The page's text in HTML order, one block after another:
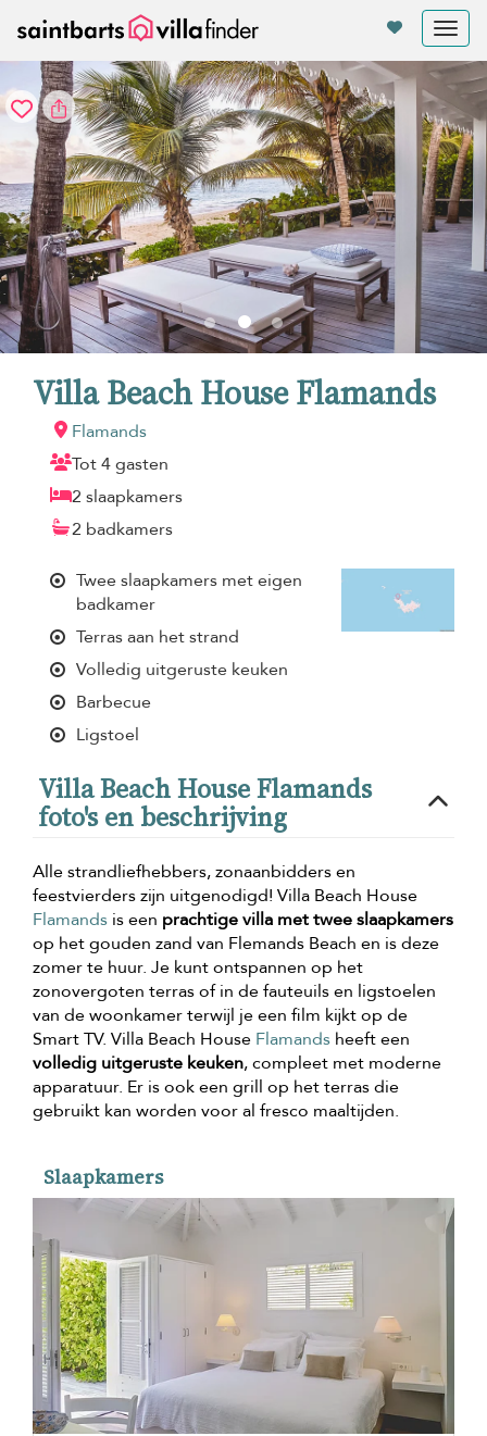
Villa Beach House Flamands
Flamands
Tot 4 gasten
2 slaapkamers
2 badkamers
Twee slaapkamers met eigen
badkamer
Terras aan het strand
Volledig uitgeruste keuken
Barbecue
Ligstoel
Villa Beach House Flamands
foto's en beschrijving
Alle strandliefhebbers, zonaanbidders en
feestvierders zijn uitgenodigd! Villa Beach House
Flamands is een prachtige villa met twee slaapkamers
op het gouden zand van Flemands Beach en is deze
zomer te huur. Je kunt ontspannen op het
zonovergoten terras of in de fauteuils en ligstoelen
van de woonkamer terwijl je een film kijkt op de
Smart TV. Villa Beach House Flamands heeft een
volledig uitgeruste keuken, compleet met moderne
apparatuur. Er is ook een grill op het terras die
gebruikt kan worden voor al fresco maaltijden.
Slaapkamers
Cookies beheer paneel